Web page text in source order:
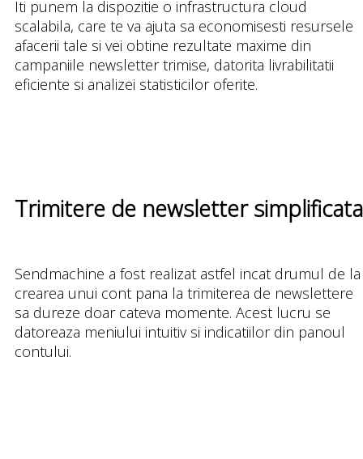
Iti punem la dispozitie o infrastructura cloud
scalabila, care te va ajuta sa economisesti resursele
afacerii tale si vei obtine rezultate maxime din
campaniile newsletter trimise, datorita livrabilitatii
eficiente si analizei statisticilor oferite.
Trimitere de newsletter simplificata
Sendmachine a fost realizat astfel incat drumul de la
crearea unui cont pana la trimiterea de newslettere
sa dureze doar cateva momente. Acest lucru se
datoreaza meniului intuitiv si indicatiilor din panoul
contului.